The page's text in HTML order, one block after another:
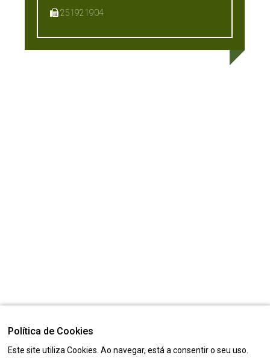
251921904
Política de Cookies
Este site utiliza Cookies. Ao navegar, está a consentir o seu uso.